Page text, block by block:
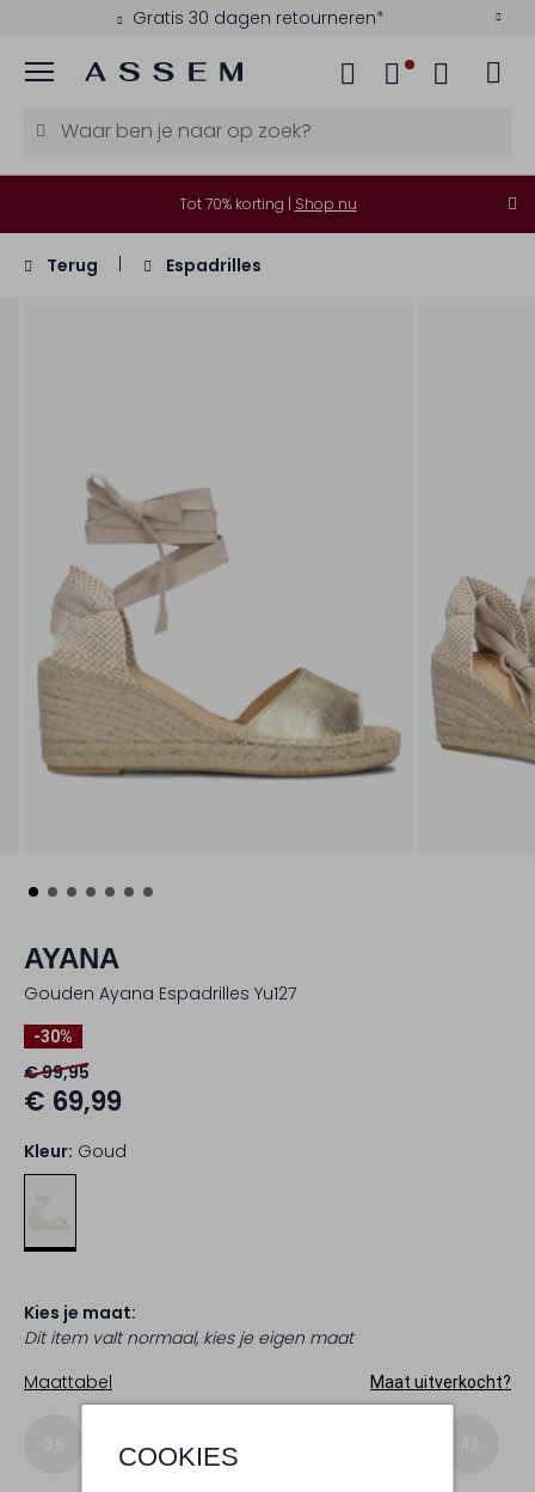
Gratis 30 dagen retourneren*
Menu
COOKIES
Tot 70% korting | Shop nu
Terug Espadrilles
AYANA
Gouden Ayana Espadrilles Yu127
-30%
€ 99,95
€ 69,99
Kleur: Goud
Kies je maat:
Dit item valt normaal, kies je eigen maat
Maattabel
Maat uitverkocht?
37 38